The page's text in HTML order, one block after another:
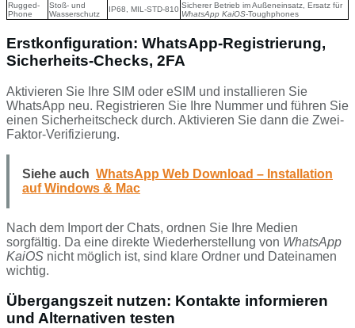
Rugged-
Phone
Stoß- und
Wasserschutz
IP68, MIL-STD-810 Sicherer Betrieb im Außeneinsatz, Ersatz für
WhatsApp KaiOS-Toughphones
Erstkonfiguration: WhatsApp-Registrierung,
Sicherheits-Checks, 2FA
Aktivieren Sie Ihre SIM oder eSIM und installieren Sie
WhatsApp neu. Registrieren Sie Ihre Nummer und führen Sie
einen Sicherheitscheck durch. Aktivieren Sie dann die Zwei-
Faktor-Verifizierung.
Siehe auch WhatsApp Web Download – Installation
auf Windows & Mac
Nach dem Import der Chats, ordnen Sie Ihre Medien
sorgfältig. Da eine direkte Wiederherstellung von WhatsApp
KaiOS nicht möglich ist, sind klare Ordner und Dateinamen
wichtig.
Übergangszeit nutzen: Kontakte informieren
und Alternativen testen